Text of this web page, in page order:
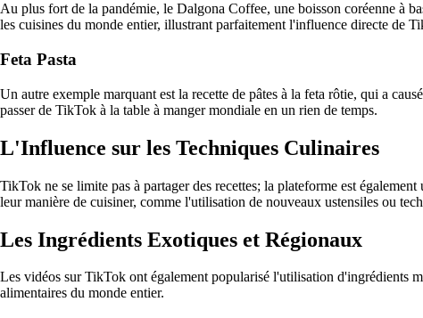
Au plus fort de la pandémie, le Dalgona Coffee, une boisson coréenne à
les cuisines du monde entier, illustrant parfaitement l'influence directe de
Feta Pasta
Un autre exemple marquant est la recette de pâtes à la feta rôtie, qui a
passer de TikTok à la table à manger mondiale en un rien de temps.
L'Influence sur les Techniques Culinaires
TikTok ne se limite pas à partager des recettes; la plateforme est
leur manière de cuisiner, comme l'utilisation de nouveaux ustensiles ou
Les Ingrédients Exotiques et Régionaux
Les vidéos sur TikTok ont également popularisé l'utilisation d'ingrédients
alimentaires du monde entier.